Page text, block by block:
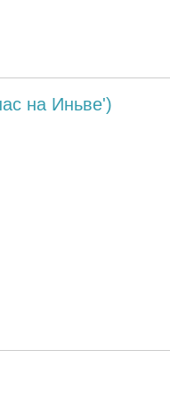
на Иньве')